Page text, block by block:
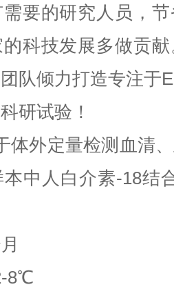
要的研究人员，
科技发展多做贡
队倾力打造专注于
研试验！
体外定量检测血清
中 人白介素-18结
-8℃